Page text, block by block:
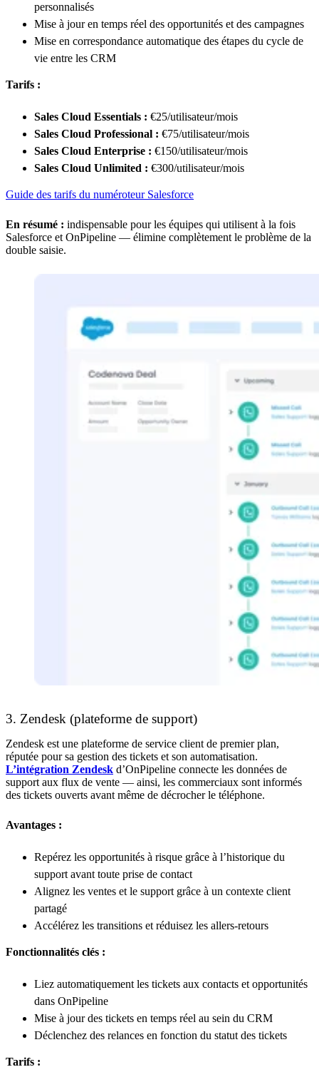
personnalisés
Mise à jour en temps réel des opportunités et des campagnes
Mise en correspondance automatique des étapes du cycle de
vie entre les CRM
Tarifs :
Sales Cloud Essentials : €25/utilisateur/mois
Sales Cloud Professional : €75/utilisateur/mois
Sales Cloud Enterprise : €150/utilisateur/mois
Sales Cloud Unlimited : €300/utilisateur/mois
Guide des tarifs du numéroteur Salesforce
En résumé : indispensable pour les équipes qui utilisent à la fois
Salesforce et OnPipeline — élimine complètement le problème de la
double saisie.
3. Zendesk (plateforme de support)
Zendesk est une plateforme de service client de premier plan,
réputée pour sa gestion des tickets et son automatisation.
L’intégration Zendesk d’OnPipeline connecte les données de
support aux flux de vente — ainsi, les commerciaux sont informés
des tickets ouverts avant même de décrocher le téléphone.
Avantages :
Repérez les opportunités à risque grâce à l’historique du
support avant toute prise de contact
Alignez les ventes et le support grâce à un contexte client
partagé
Accélérez les transitions et réduisez les allers-retours
Fonctionnalités clés :
Liez automatiquement les tickets aux contacts et opportunités
dans OnPipeline
Mise à jour des tickets en temps réel au sein du CRM
Déclenchez des relances en fonction du statut des tickets
Tarifs :